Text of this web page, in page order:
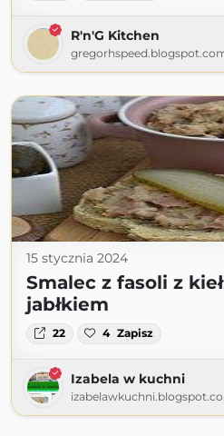
R'n'G Kitchen
15 stycznia 2024
Smalec z fasoli z
jabłkiem
22 4 Zapisz
Izabela w kuchni